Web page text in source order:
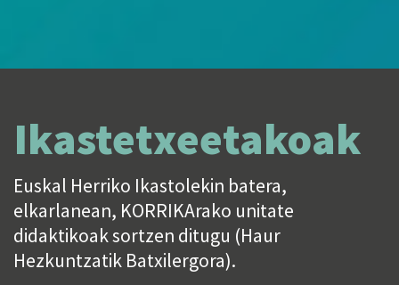
Ikastetxeetakoak
Euskal Herriko Ikastolekin batera,
elkarlanean, KORRIKArako unitate
didaktikoak sortzen ditugu (Haur
Hezkuntzatik Batxilergora).